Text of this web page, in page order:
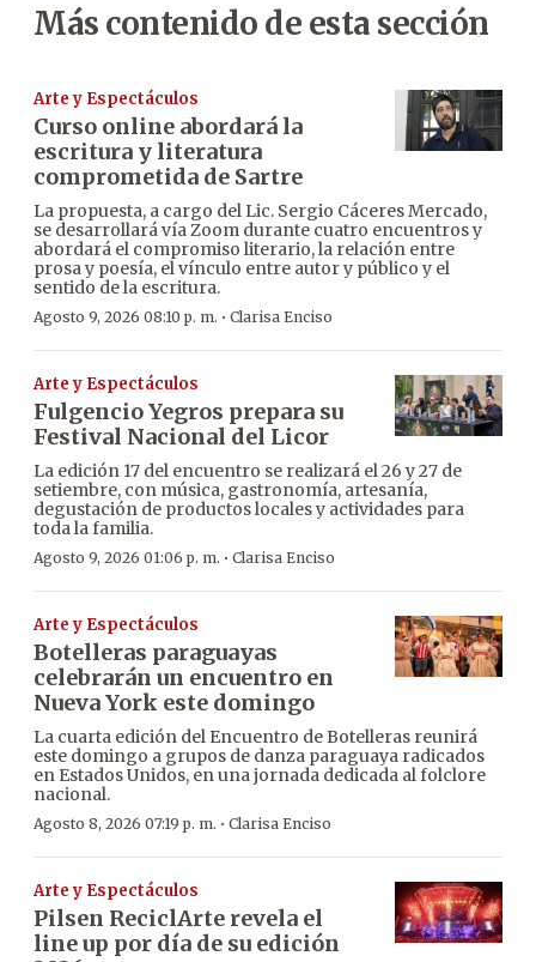
Más contenido de esta sección
Arte y Espectáculos
Curso online abordará la
escritura y literatura
comprometida de Sartre
La propuesta, a cargo del Lic. Sergio Cáceres Mercado,
se desarrollará vía Zoom durante cuatro encuentros y
abordará el compromiso literario, la relación entre
prosa y poesía, el vínculo entre autor y público y el
sentido de la escritura.
Agosto 9, 2026 08:10 p. m. · Clarisa Enciso
Arte y Espectáculos
Fulgencio Yegros prepara su
Festival Nacional del Licor
La edición 17 del encuentro se realizará el 26 y 27 de
setiembre, con música, gastronomía, artesanía,
degustación de productos locales y actividades para
toda la familia.
Agosto 9, 2026 01:06 p. m. · Clarisa Enciso
Arte y Espectáculos
Botelleras paraguayas
celebrarán un encuentro en
Nueva York este domingo
La cuarta edición del Encuentro de Botelleras reunirá
este domingo a grupos de danza paraguaya radicados
en Estados Unidos, en una jornada dedicada al folclore
nacional.
Agosto 8, 2026 07:19 p. m. · Clarisa Enciso
Arte y Espectáculos
Pilsen ReciclArte revela el
line up por día de su edición